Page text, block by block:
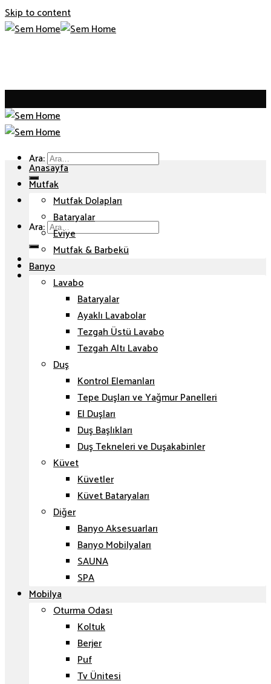
Skip to content
Ara:
Ara:
Anasayfa
Mutfak
Mutfak Dolapları
Bataryalar
Eviye
Mutfak & Barbekü
Banyo
Lavabo
Bataryalar
Ayaklı Lavabolar
Tezgah Üstü Lavabo
Tezgah Altı Lavabo
Duş
Kontrol Elemanları
Tepe Duşları ve Yağmur Panelleri
El Duşları
Duş Başlıkları
Duş Tekneleri ve Duşakabinler
Küvet
Küvetler
Küvet Bataryaları
Diğer
Banyo Aksesuarları
Banyo Mobilyaları
SAUNA
SPA
Mobilya
Oturma Odası
Koltuk
Berjer
Puf
Tv Ünitesi